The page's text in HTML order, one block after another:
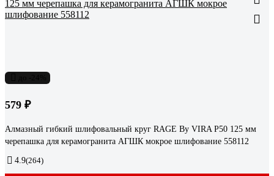
579 ₽
Алмазный гибкий шлифовальный круг RAGE By VIRA Р50 125 мм
черепашка для керамогранита АГШК мокрое шлифование 558112
4.9(264)